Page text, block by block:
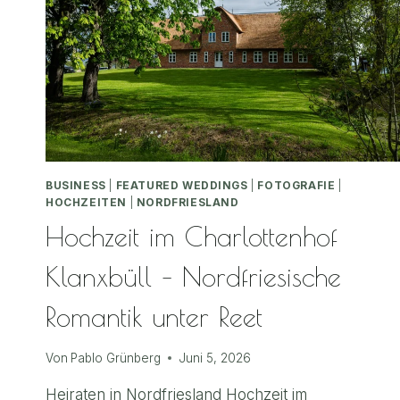
BUSINESS FEATURED WEDDINGS FOTOGRAFIE
HOCHZEITEN
NORDFRIESLAND
Hochzeit im Charlottenhof
Klanxbüll – Nordfriesische
Romantik unter Reet
Von Pablo Grünberg Juni 5, 2026
Heiraten in Nordfriesland Hochzeit im